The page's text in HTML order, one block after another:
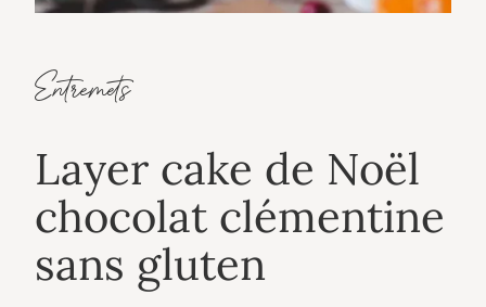
Entremets
Layer cake de Noël
chocolat clémentine
sans gluten